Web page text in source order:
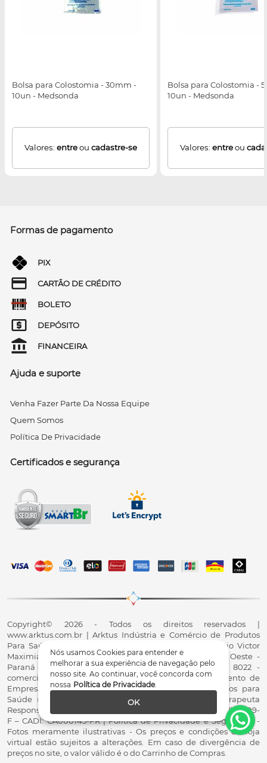
Nós usamos Cookies para entender e
melhorar a sua experiência de navegação pelo
nosso site. Ao continuar, você concorda com
nossa Política de Privacidade.
OK
Bolsa para Colostomia - 30mm -
10un - Medsonda
Valores: entreou cadastre-se
Bolsa para Colostomia -
10un - Medsonda
Valores: entreou
Formas de pagamento
PIX
CARTÃO DE CRÉDITO
BOLETO
DEPÓSITO
FINANCEIRA
Ajuda e suporte
Venha Fazer Parte Da Nossa Equipe
Quem Somos
Política De Privacidade
Certificados e segurança
Copyright© 2026 - Todos os direitos reservados |
www.arktus.com.br | Arktus Indústria e Comércio de Produtos
Para Saúde Ltda | CNPJ: 01.417.367/0001-78 | R. Antônio Victor
Maximiano, 107, Parque Industrial II, Santa Tereza do Oeste -
Paraná - CEP 85825-900 - Fale conosco: 0800 200 8022 -
comercial@arktus.com.br | Autorização de Funcionamento de
Empresa - AFE/ANVISA - Para Fabricação de Produtos para
Saúde (Correlatos): 8.02.844-5 (UX418X102741) - Fisioterapeuta
Responsável Técnico Dr. Alex Fernando Zani - Crefito8(PR): 8409-
F – CADI: CA000145-PR | Política de Privacidade e Segurança -
Fotos meramente ilustrativas - Os preços e condições da loja
virtual estão sujeitos a alterações. Em caso de divergência de
preços no site, o valor válido é o do Carrinho de Compras.